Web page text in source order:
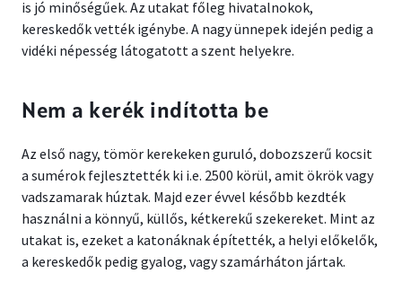
is jó minőségűek. Az utakat főleg hivatalnokok,
kereskedők vették igénybe. A nagy ünnepek idején pedig a
vidéki népesség látogatott a szent helyekre.
Nem a kerék indította be
Az első nagy, tömör kerekeken guruló, dobozszerű kocsit
a sumérok fejlesztették ki i.e. 2500 körül, amit ökrök vagy
vadszamarak húztak. Majd ezer évvel később kezdték
használni a könnyű, küllős, kétkerekű szekereket. Mint az
utakat is, ezeket a katonáknak építették, a helyi előkelők,
a kereskedők pedig gyalog, vagy szamárháton jártak.